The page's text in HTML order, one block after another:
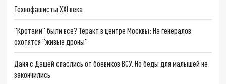
Технофашисты XXI века
"Кротами" были все? Теракт в центре Москвы: На генералов
охотятся "живые дроны"
Даня с Дашей спаслись от боевиков ВСУ. Но беды для малышей не
закончились